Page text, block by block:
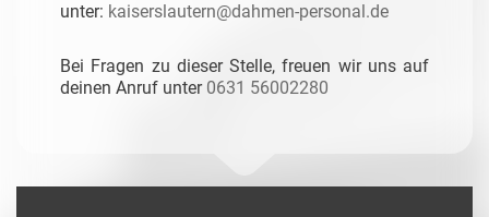
unter: kaiserslautern@dahmen-personal.de
Bei Fragen zu dieser Stelle, freuen wir uns auf
deinen Anruf unter 0631 56002280